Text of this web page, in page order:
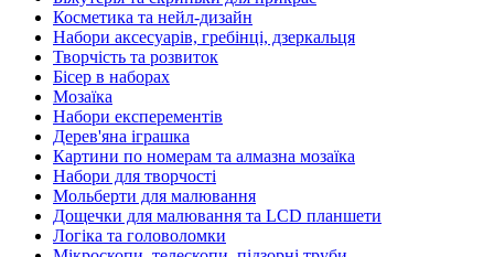
Косметика та нейл-дизайн
Набори аксесуарів, гребінці, дзеркальця
Творчість та розвиток
Бісер в наборах
Мозаїка
Набори експерементів
Дерев'яна іграшка
Картини по номерам та алмазна мозаїка
Набори для творчості
Мольберти для малювання
Дощечки для малювання та LCD планшети
Логіка та головоломки